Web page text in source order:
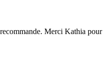
Merci Kathia pour